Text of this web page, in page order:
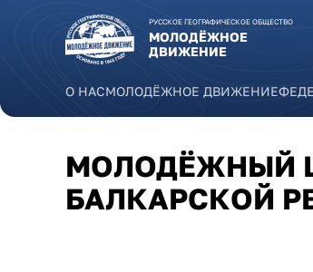
РУССКОЕ ГЕОГРАФИЧЕСКОЕ ОБЩЕСТВО
МОЛОДЁЖНОЕ
ДВИЖЕНИЕ
О НАСМОЛОДЁЖНОЕ ДВИЖЕНИЕ
МОЛОДЁЖНЫЙ
БАЛКАРСКОЙ